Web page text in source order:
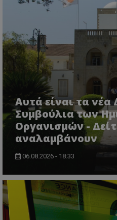
Αυτά είναι τα νέα
Συμβούλια των
Οργανισμών -
αναλαμβάνουν
06.08.2026 - 18:33